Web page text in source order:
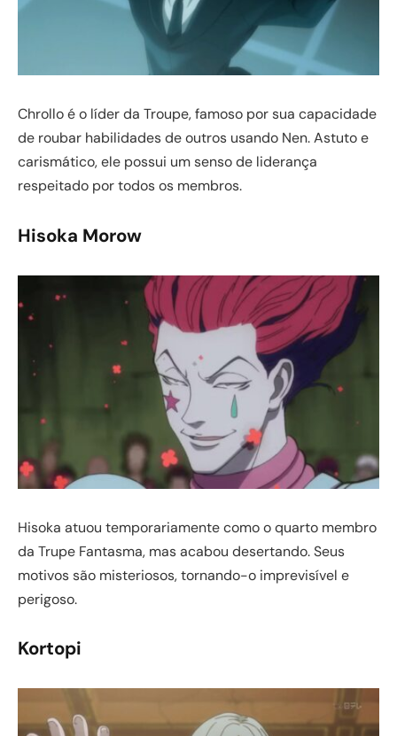
Chrollo é o líder da Troupe, famoso por sua capacidade
de roubar habilidades de outros usando Nen. Astuto e
carismático, ele possui um senso de liderança
respeitado por todos os membros.
Hisoka Morow
Hisoka atuou temporariamente como o quarto membro
da Trupe Fantasma, mas acabou desertando. Seus
motivos são misteriosos, tornando-o imprevisível e
perigoso.
Kortopi